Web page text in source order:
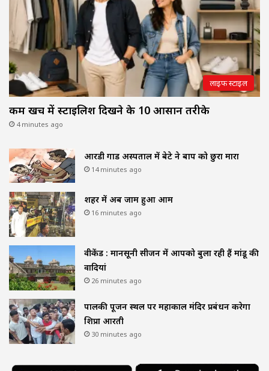
लाइफ स्टाइल
कम खर्च में स्टाइलिश दिखने के 10 आसान तरीके
4 minutes ago
आरडी गार्डी अस्पताल में बेटे ने बाप को छुरा मारा
14 minutes ago
शहर में अब जाम हुआ आम
16 minutes ago
वीकेंड : मानसूनी सीजन में आपको बुला रही हैं मांडू की
वादियां
26 minutes ago
पालकी पूजन स्थल पर महाकाल मंदिर प्रबंधन करेगा
शिप्रा आरती
30 minutes ago